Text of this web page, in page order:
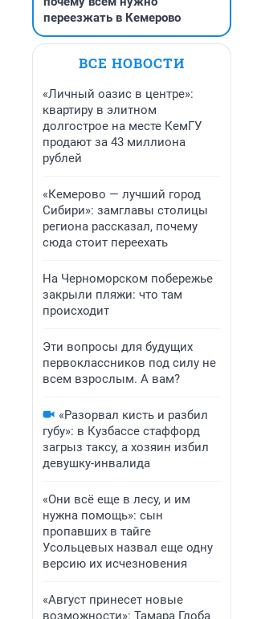
переезжать в Кемерово
ВСЕ НОВОСТИ
«Личный оазис в центре»:
квартиру в элитном
долгострое на месте КемГУ
продают за 43 миллиона
рублей
«Кемерово — лучший город
Сибири»: замглавы столицы
региона рассказал, почему
сюда стоит переехать
На Черноморском побережье
закрыли пляжи: что там
происходит
Эти вопросы для будущих
первоклассников под силу не
всем взрослым. А вам?
«Разорвал кисть и разбил
губу»: в Кузбассе стаффорд
загрыз таксу, а хозяин избил
девушку-инвалида
«Они всё еще в лесу, и им
нужна помощь»: сын
пропавших в тайге
Усольцевых назвал еще одну
версию их исчезновения
«Август принесет новые
возможности»: Тамара Глоба